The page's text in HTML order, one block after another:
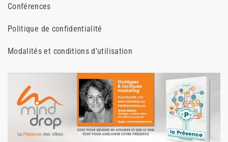
Conférences
Politique de confidentialité
Modalités et conditions d’utilisation